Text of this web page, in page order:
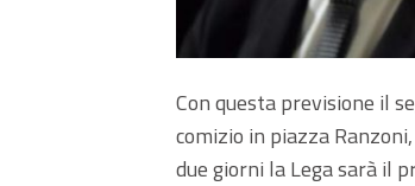
Con questa previsione il
comizio in piazza
due giorni la Lega sarà il